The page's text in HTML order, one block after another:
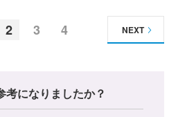
2 3 4 NEXT
考になりましたか？